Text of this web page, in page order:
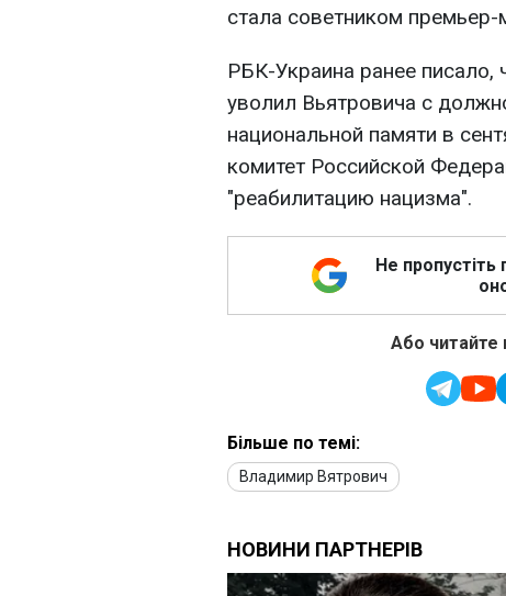
стала советником премьер-
РБК-Украина ранее писало,
уволил Вьятровича с
национальной памяти в
комитет Российской
"реабилитацию нацизма".
Не пропустіть
Або читайте
Більше по темі:
Владимир Вятрович